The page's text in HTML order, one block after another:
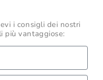
i consigli dei nostri
più vantaggiose: